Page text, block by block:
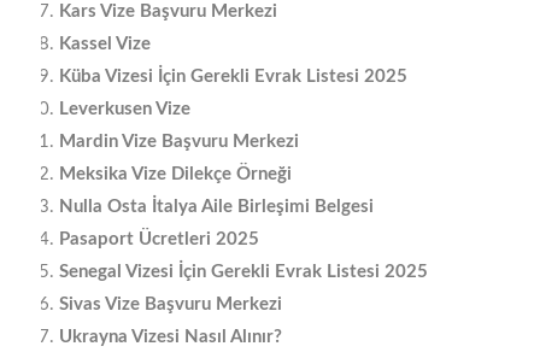
Kars Vize Başvuru Merkezi
Kassel Vize
Küba Vizesi İçin Gerekli Evrak Listesi 2025
Leverkusen Vize
Mardin Vize Başvuru Merkezi
Meksika Vize Dilekçe Örneği
Nulla Osta İtalya Aile Birleşimi Belgesi
Pasaport Ücretleri 2025
Senegal Vizesi İçin Gerekli Evrak Listesi 2025
Sivas Vize Başvuru Merkezi
Ukrayna Vizesi Nasıl Alınır?